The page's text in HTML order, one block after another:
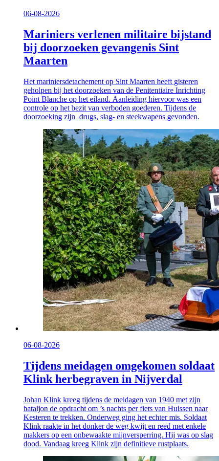
06-08-2026
Mariniers verlenen militaire bijstand
bij doorzoeken gevangenis Sint
Maarten
Het mariniersdetachement op Sint Maarten heeft gisteren
geholpen bij het doorzoeken van de Penitentiaire Inrichting
Point Blanche op het eiland. Aanleiding hiervoor was een
controle op het bezit van verboden goederen. Tijdens de
doorzoeking zijn drugs, slag- en steekwapens gevonden.
06-08-2026
Tijdens meidagen omgekomen soldaat
Klink herbegraven in Nijverdal
Johan Klink kreeg tijdens de meidagen van 1940 met zijn
bataljon de opdracht om ’s nachts per fiets van Huissen naar
Kesteren te trekken. Onderweg ging het echter mis. Soldaat
Klink raakte in het donker de weg kwijt en reed met enkele
makkers op een onbewaakte mijnversperring. Hij was op slag
dood. Vandaag kreeg Klink zijn definitieve rustplaats.